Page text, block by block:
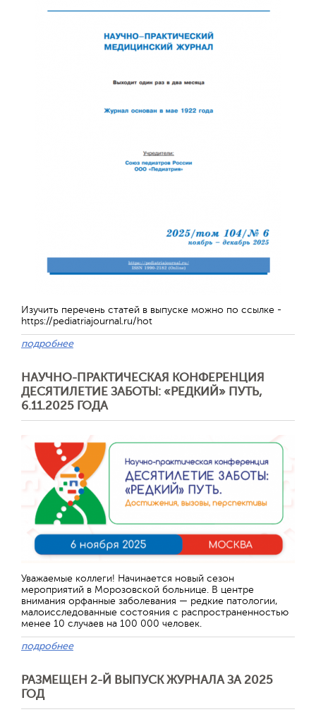
Изучить перечень статей в выпуске можно по ссылке -
https://pediatriajournal.ru/hot
подробнее
НАУЧНО-ПРАКТИЧЕСКАЯ КОНФЕРЕНЦИЯ
ДЕСЯТИЛЕТИЕ ЗАБОТЫ: «РЕДКИЙ» ПУТЬ,
6.11.2025 ГОДА
Уважаемые коллеги! Начинается новый сезон
мероприятий в Морозовской больнице. В центре
внимания орфанные заболевания — редкие патологии,
малоисследованные состояния с распространенностью
менее 10 случаев на 100 000 человек.
подробнее
РАЗМЕЩЕН 2-Й ВЫПУСК ЖУРНАЛА ЗА 2025
ГОД